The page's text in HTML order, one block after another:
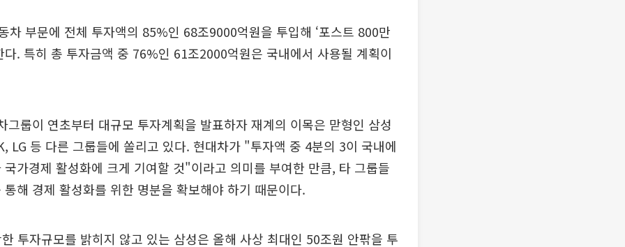
차 부문에 전체 투자액의 85%인 68조9000억원을 투입해 ‘포스트 800만
다. 특히 총 투자금액 중 76%인 61조2000억원은 국내에서 사용될 계획이
그룹이 연초부터 대규모 투자계획을 발표하자 재계의 이목은 맏형인 삼성
LG 등 다른 그룹들에 쏠리고 있다. 현대차가 "투자액 중 4분의 3이 국내에
국가경제 활성화에 크게 기여할 것"이라고 의미를 부여한 만큼, 타 그룹들
해 경제 활성화를 위한 명분을 확보해야 하기 때문이다.
투자규모를 밝히지 않고 있는 삼성은 올해 사상 최대인 50조원 안팎을 투